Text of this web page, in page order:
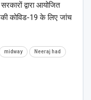
द्वारा आयोजित
कोविड-19 के लिए जांच
midway Neeraj had